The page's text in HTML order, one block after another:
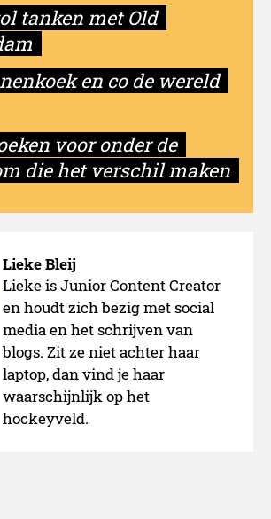
tanken met Old
en co de wereld
voor onder de
die het verschil maken
Lieke Bleij
Lieke is Junior Content Creator
en houdt zich bezig met social
media en het schrijven van
blogs. Zit ze niet achter haar
laptop, dan vind je haar
waarschijnlijk op het
hockeyveld.